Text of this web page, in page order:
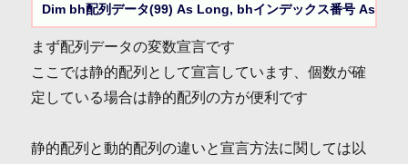
Dim bh配列データ(99) As Long, bhインデックス番号 As
まず配列データの変数宣言です
ここでは静的配列として宣言しています、個数が確
定している場合は静的配列の方が便利です
静的配列と動的配列の違いと宣言方法に関しては以